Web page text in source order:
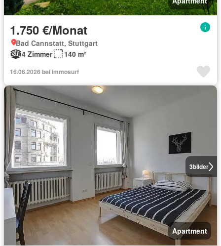
1.750 €/Monat
Bad Cannstatt, Stuttgart
4 Zimmer
140 m²
16.06.2026 bei immosurf
3bilder
Apartment